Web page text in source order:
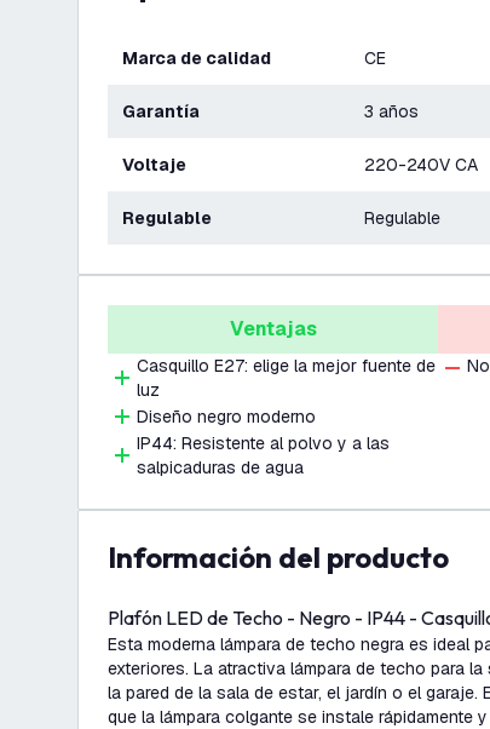
Marca de calidad CE
Garantía 3 años
Voltaje 220-240V CA
Regulable Regulable
Ventajas
Casquillo E27: elige la mejor fuente de
luz
Diseño negro moderno
IP44: Resistente al polvo y a las
salpicaduras de agua
información del producto
Plafón LED de Techo - Negro - IP44 -
Esta moderna lámpara de techo negra es ideal
exteriores. La atractiva lámpara de techo para
la pared de la sala de estar, el jardín o el garaje.
que la lámpara colgante se instale rápidamente